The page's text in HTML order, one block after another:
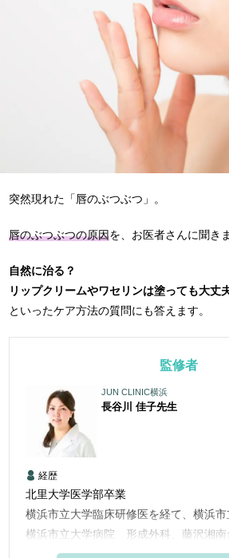
突然現れた「唇のぶつぶつ」。
唇のぶつぶつの原因を、お医者さんに聞き
自然に治る？
リップクリームやワセリンは塗っても大丈
といったケア方法の質問にも答えます。
監修者
JUN CLINIC横浜
長谷川 佳子先生
経歴
北里大学医学部卒業
横浜市立大学臨床研修医を経て、横浜
横浜市立大学病院 形成外科、藤沢湘
横浜市立大学附属市民総合医療センタ